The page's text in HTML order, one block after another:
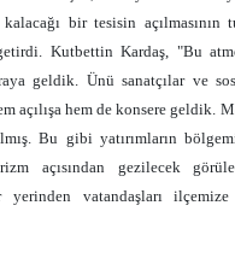
bir tesisin açılmasının
Kutbettin Kardaş, "Bu
geldik. Ünü sanatçılar ve
açılışa hem de konsere geldik.
Bu gibi yatırımların
açısından gezilecek
yerinden vatandaşları